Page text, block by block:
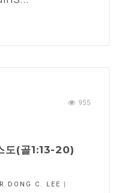
955
도(골1:13-20)
DONG C. LEE
|